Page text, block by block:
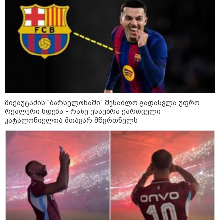
Faceამბები
10:58 / 06-08-2026
"დადგება დრო და თქვენი დღევანდელი
მიქაუტაძის "ბარსელონაში" შესაძლო გადასვლა უფრო
რეალური ხდება - რაზე ესაუბრა ქართველი
კატალონიელთა მთავარ მწვრთნელს